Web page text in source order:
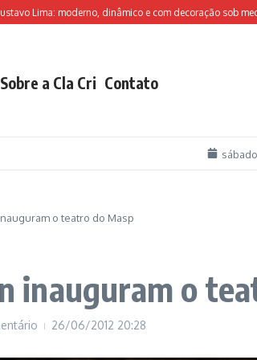
Lima: moderno, dinâmico e com decoração sob medida
Sobre a Cla Cri Contato
o teatro do Masp
inauguram o
26/06/2012 20:28